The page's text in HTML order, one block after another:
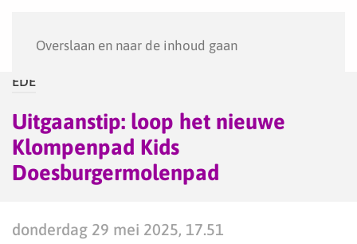
Overslaan en naar de inhoud gaan
EDE
Uitgaanstip: loop het nieuwe
Klompenpad Kids
Doesburgermolenpad
donderdag 29 mei 2025, 17.51